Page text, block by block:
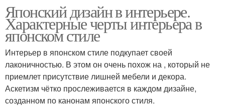
Японский дизайн в интерьере.
Характерные черты интерьера в
японском стиле
Интерьер в японском стиле подкупает своей
лаконичностью. В этом он очень похож на , который не
приемлет присутствие лишней мебели и декора.
Аскетизм чётко прослеживается в каждом дизайне,
созданном по канонам японского стиля.